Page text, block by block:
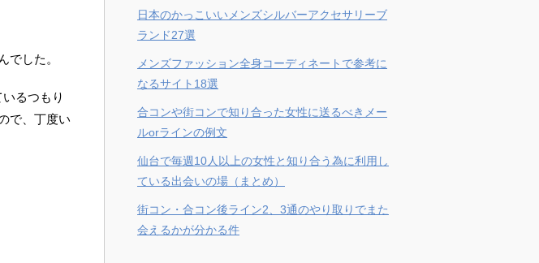
でした。
るつもり
で、丁度い
日本のかっこいいメンズシルバーアクセサリーブ
ランド27選
メンズファッション全身コーディネートで参考に
なるサイト18選
合コンや街コンで知り合った女性に送るべきメー
ルorラインの例文
仙台で毎週10人以上の女性と知り合う為に利用し
ている出会いの場（まとめ）
街コン・合コン後ライン2、3通のやり取りでまた
会えるかが分かる件